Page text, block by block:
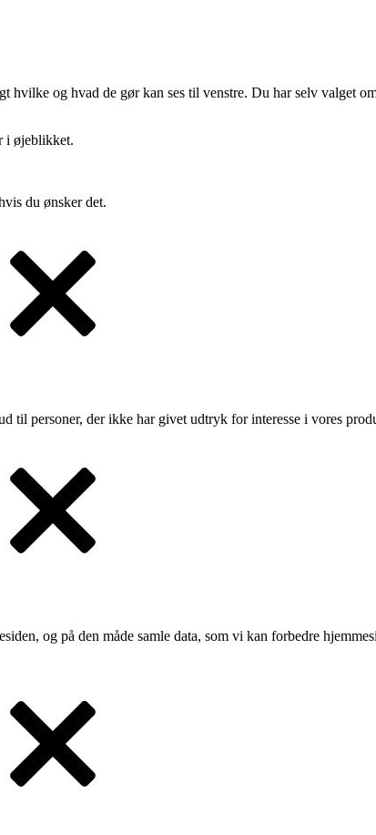
og hvad de gør kan ses til venstre. Du har selv valget
i øjeblikket.
du ønsker det.
til personer, der ikke har givet udtryk for interesse i vores
og på den måde samle data, som vi kan forbedre